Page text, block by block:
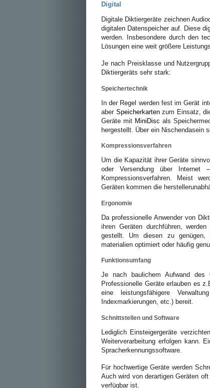
Digital
Digitale Diktiergeräte zeichnen
digitalen Datenspeicher auf. Diese
werden. Insbesondere durch den
Lösungen eine weit größere
Je nach Preisklasse und
Diktiergeräts sehr stark:
Speichertechnik
In der Regel werden fest im Gerät
aber Speicherkartenzum Einsatz,
Geräte mit MiniDisc als
hergestellt. Über ein Nischendasein
Kompressionsverfahren
Um die Kapazität ihrer Geräte
oder Versendung über Internet
Kompressionsverfahren. Meist
Geräten kommen die
Ergonomie
Da professionelle Anwender von
ihren Geräten durchführen,
gestellt. Um diesen zu genügen,
materialien optimiert oder häufig
Funktionsumfang
Je nach baulichem Aufwand des
Professionelle Geräte erlauben es
eine leistungsfähigere
Indexmarkierungen, etc.) bereit.
Schnittstellen und Software
Lediglich Einsteigergeräte
Weiterverarbeitung erfolgen kann.
Spracherkennungssoftware.
Für hochwertige Geräte werden
Auch wird von derartigen Geräten
verfügbar ist.